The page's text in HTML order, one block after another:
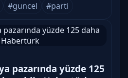
#guncel #parti
pazarında yüzde 125